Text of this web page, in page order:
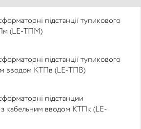
підстанції тупикового
(LE-ТПМ)
підстанції тупикового
вводом КТПв (LE-ТПВ)
підстанции
кабельним вводом КТПк (LE-